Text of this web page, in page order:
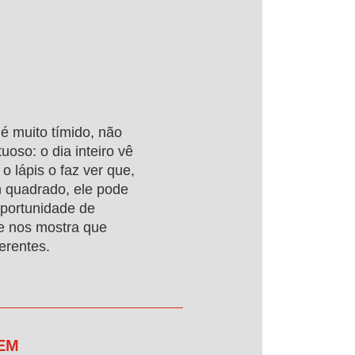
muito tímido, não
o dia inteiro vê
lápis o faz ver que,
ele pode
de
nos mostra que